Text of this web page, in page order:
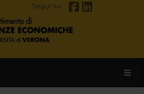
Segui su